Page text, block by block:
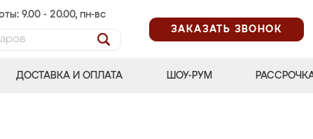
9.00 - 20.00, пн-вс
ЗАКАЗАТЬ ЗВОНОК
ДОСТАВКА И ОПЛАТА ШОУ-РУМ